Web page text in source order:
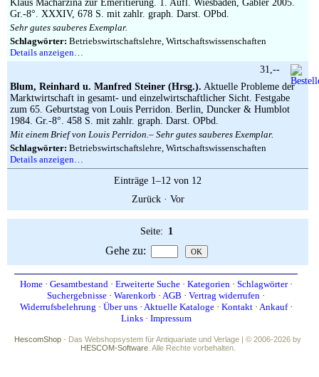
Klaus Macharzina zur Emeritierung. 1. Aufl. Wiesbaden, Gabler 2005.
Gr.-8°. XXXIV, 678 S. mit zahlr. graph. Darst. OPbd.
Sehr gutes sauberes Exemplar.
Schlagwörter: Betriebswirtschaftslehre, Wirtschaftswissenschaften
Details anzeigen…
Blum, Reinhard u. Manfred Steiner (Hrsg.). Aktuelle Probleme der
Marktwirtschaft in gesamt- und einzelwirtschaftlicher Sicht. Festgabe
zum 65. Geburtstag von Louis Perridon. Berlin, Duncker & Humblot
1984. Gr.-8°. 458 S. mit zahlr. graph. Darst. OPbd.
Mit einem Brief von Louis Perridon.– Sehr gutes sauberes Exemplar.
Schlagwörter: Betriebswirtschaftslehre, Wirtschaftswissenschaften
Details anzeigen…
31,--
Einträge 1–12 von 12
Zurück· Vor
Seite: 1
Gehe zu:
Home· Gesamtbestand· Erweiterte Suche· Kategorien· Schlagwörter·
Suchergebnisse · Warenkorb · AGB · Vertrag widerrufen ·
Widerrufsbelehrung · Über uns· Aktuelle Kataloge· Kontakt· Ankauf·
Links· Impressum
HescomShop - Das Webshopsystem für Antiquariate und Verlage | © 2006-2026 by
HESCOM-Software. Alle Rechte vorbehalten.